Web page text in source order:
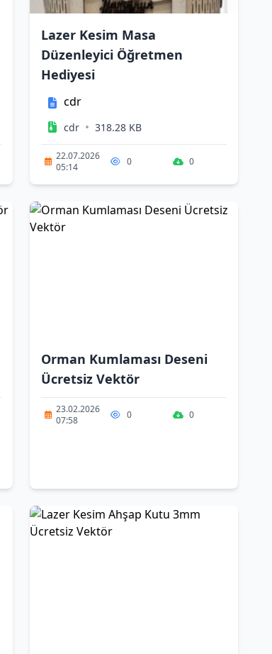
Lazer Kesim Masa
Düzenleyici Öğretmen
Hediyesi
cdr
cdr • 318.28 KB
22.07.2026
05:14
0 0
Orman Kumlaması Deseni
Ücretsiz Vektör
23.02.2026
07:58
0 0